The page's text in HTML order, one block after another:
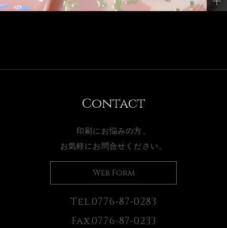
Contact
印刷にお悩みの方、
お気軽にお問合せください。
Web Form
Tel.0776-87-0283
Fax.0776-87-0233